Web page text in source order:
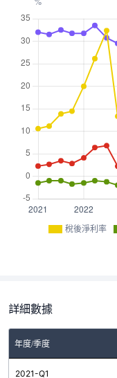
稅後淨利率
詳細數據
年度/季度
2021-Q1